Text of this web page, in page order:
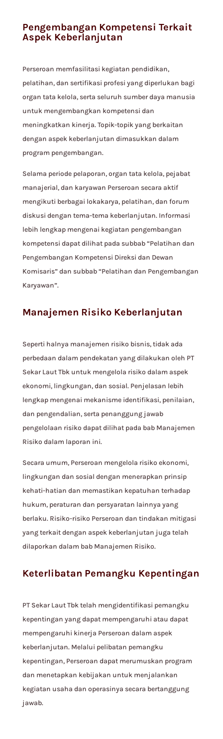
Pengembangan Kompetensi Terkait
Aspek Keberlanjutan
Perseroan memfasilitasi kegiatan pendidikan,
pelatihan, dan sertifikasi profesi yang diperlukan bagi
organ tata kelola, serta seluruh sumber daya manusia
untuk mengembangkan kompetensi dan
meningkatkan kinerja. Topik-topik yang berkaitan
dengan aspek keberlanjutan dimasukkan dalam
program pengembangan.
Selama periode pelaporan, organ tata kelola, pejabat
manajerial, dan karyawan Perseroan secara aktif
mengikuti berbagai lokakarya, pelatihan, dan forum
diskusi dengan tema-tema keberlanjutan. Informasi
lebih lengkap mengenai kegiatan pengembangan
kompetensi dapat dilihat pada subbab “Pelatihan dan
Pengembangan Kompetensi Direksi dan Dewan
Komisaris” dan subbab “Pelatihan dan Pengembangan
Karyawan”.
Manajemen Risiko Keberlanjutan
Seperti halnya manajemen risiko bisnis, tidak ada
perbedaan dalam pendekatan yang dilakukan oleh PT
Sekar Laut Tbk untuk mengelola risiko dalam aspek
ekonomi, lingkungan, dan sosial. Penjelasan lebih
lengkap mengenai mekanisme identifikasi, penilaian,
dan pengendalian, serta penanggung jawab
pengelolaan risiko dapat dilihat pada bab Manajemen
Risiko dalam laporan ini.
Secara umum, Perseroan mengelola risiko ekonomi,
lingkungan dan sosial dengan menerapkan prinsip
kehati-hatian dan memastikan kepatuhan terhadap
hukum, peraturan dan persyaratan lainnya yang
berlaku. Risiko-risiko Perseroan dan tindakan mitigasi
yang terkait dengan aspek keberlanjutan juga telah
dilaporkan dalam bab Manajemen Risiko.
Keterlibatan Pemangku Kepentingan
PT Sekar Laut Tbk telah mengidentifikasi pemangku
kepentingan yang dapat mempengaruhi atau dapat
mempengaruhi kinerja Perseroan dalam aspek
keberlanjutan. Melalui pelibatan pemangku
kepentingan, Perseroan dapat merumuskan program
dan menetapkan kebijakan untuk menjalankan
kegiatan usaha dan operasinya secara bertanggung
jawab.